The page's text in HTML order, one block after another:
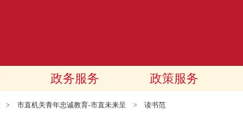
政务服务 政策服务
> 市直机关青年忠诚教育-市直未来呈 > 读书范